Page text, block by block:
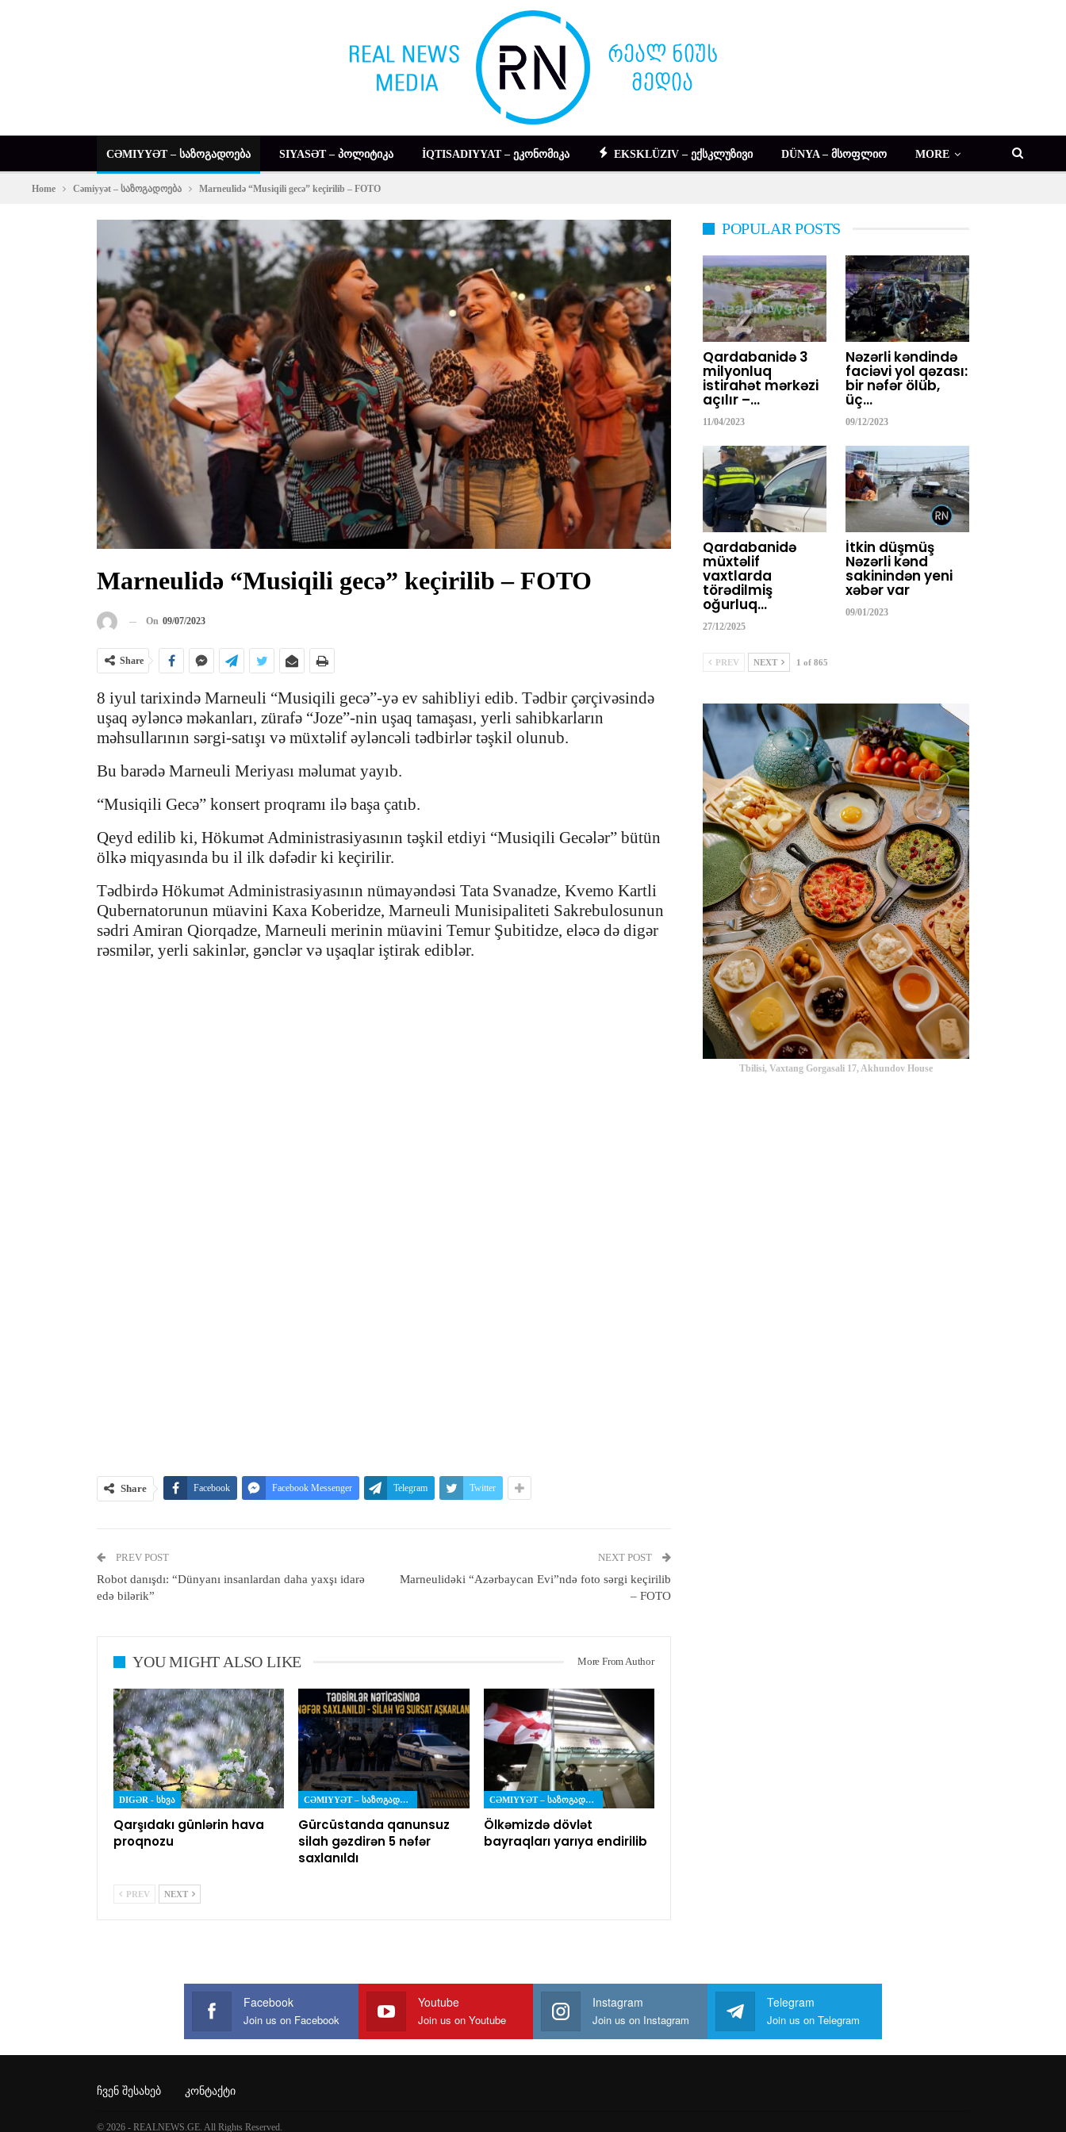
CƏMIYYƏT – ᲡᲐᲖᲝᲒᲐᲓᲝᲔᲑᲐ SIYASƏT – ᲞᲝᲚᲘᲢᲘᲙᲐ İQTISADIYYAT – ᲔᲙᲝᲜᲝᲛᲘᲙᲐ EKSKLÜZIV – ᲔᲥᲡᲙᲚᲣᲖᲘᲕᲘ DÜNYA – ᲛᲡᲝᲤᲚᲘᲝ MORE
Home Cəmiyyət – საზოგადოება Marneulidə “Musiqili gecə” keçirilib – FOTO
Marneulidə “Musiqili gecə” keçirilib – FOTO
On 09/07/2023
Share
8 iyul tarixində Marneuli “Musiqili gecə”-yə ev sahibliyi edib. Tədbir çərçivəsində
uşaq əyləncə məkanları, zürafə “Joze”-nin uşaq tamaşası, yerli sahibkarların
məhsullarının sərgi-satışı və müxtəlif əyləncəli tədbirlər təşkil olunub.
Bu barədə Marneuli Meriyası məlumat yayıb.
“Musiqili Gecə” konsert proqramı ilə başa çatıb.
Qeyd edilib ki, Hökumət Administrasiyasının təşkil etdiyi “Musiqili Gecələr” bütün
ölkə miqyasında bu il ilk dəfədir ki keçirilir.
Tədbirdə Hökumət Administrasiyasının nümayəndəsi Tata Svanadze, Kvemo Kartli
Qubernatorunun müavini Kaxa Koberidze, Marneuli Munisipaliteti Sakrebulosunun
sədri Amiran Qiorqadze, Marneuli merinin müavini Temur Şubitidze, eləcə də digər
rəsmilər, yerli sakinlər, gənclər və uşaqlar iştirak ediblər.
Share Facebook Facebook Messenger Telegram Twitter
PREV POST
Robot danışdı: “Dünyanı insanlardan daha yaxşı idarə
edə bilərik”
NEXT POST
Marneulidəki “Azərbaycan Evi”ndə foto sərgi keçirilib
– FOTO
YOU MIGHT ALSO LIKE More From Author
DIGƏR - ᲡᲮᲕᲐ
Qarşıdakı günlərin hava
proqnozu
CƏMIYYƏT – ᲡᲐᲖᲝᲒᲐᲓᲝᲔᲑᲐ
Gürcüstanda qanunsuz
silah gəzdirən 5 nəfər
saxlanıldı
CƏMIYYƏT – ᲡᲐᲖᲝᲒᲐᲓᲝᲔᲑᲐ
Ölkəmizdə dövlət
bayraqları yarıya endirilib
PREV NEXT
POPULAR POSTS
Qardabanidə 3
milyonluq
istirahət mərkəzi
açılır –…
11/04/2023
Nəzərli kəndində
faciəvi yol qəzası:
bir nəfər ölüb,
üç…
09/12/2023
Qardabanidə
müxtəlif
vaxtlarda
törədilmiş
oğurluq…
27/12/2025
İtkin düşmüş
Nəzərli kənd
sakinindən yeni
xəbər var
09/01/2023
PREV NEXT 1 of 865
Tbilisi, Vaxtang Gorgasali 17, Akhundov House
Facebook
Join us on Facebook
Youtube
Join us on Youtube
Instagram
Join us on Instagram
Telegram
Join us on Telegram
ᲩᲕᲔᲜ ᲨᲔᲡᲐᲮᲔᲑ ᲙᲝᲜᲢᲐᲥᲢᲘ
© 2026 - REALNEWS.GE. All Rights Reserved.